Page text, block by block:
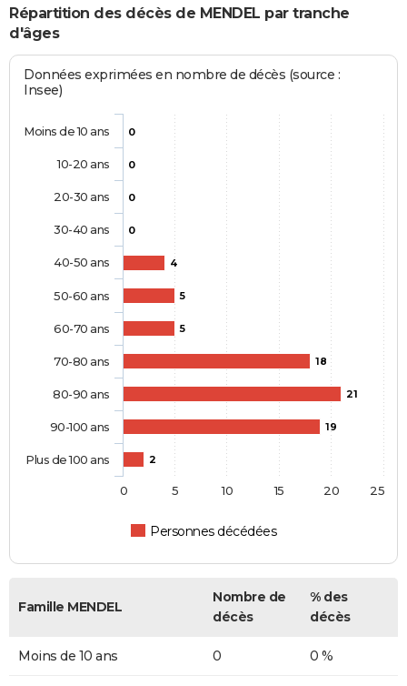
Répartition des décès de MENDEL par tranche
d'âges
Données exprimées en nombre de décès (source :
Insee)
0
0
0
0
4
5
5
18
21
19
2
Personnes décédées
Moins de 10 ans
10-20 ans
20-30 ans
30-40 ans
40-50 ans
50-60 ans
60-70 ans
70-80 ans
80-90 ans
90-100 ans
Plus de 100 ans
0 5 10 15 20 25
Famille MENDEL
Nombre de
décès
% des
décès
Moins de 10 ans 0 0 %